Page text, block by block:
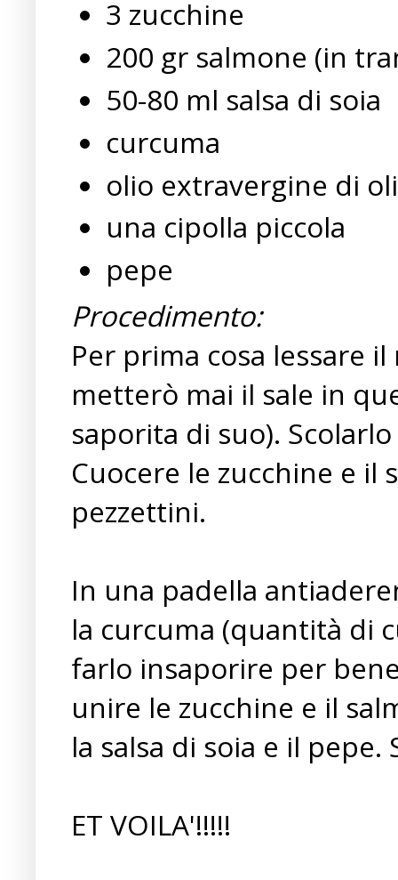
3 zucchine
200 gr salmone (in
50-80 ml salsa di soia
curcuma
olio extravergine di
una cipolla piccola
pepe
Procedimento:
Per prima cosa lessare
metterò mai il sale in
saporita di suo).
Cuocere le zucchine e il
pezzettini.
In una padella
la curcuma (quantità di
farlo insaporire per
unire le zucchine e il
la salsa di soia e il pepe.
ET VOILA'!!!!!